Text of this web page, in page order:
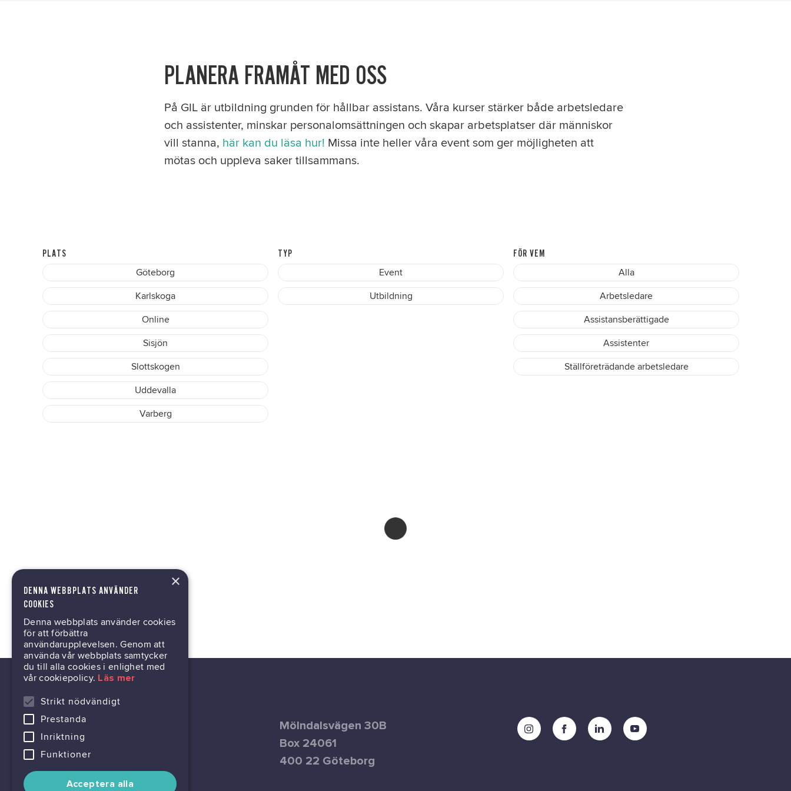
PLANERA FRAMÅT MED OSS
På GIL är utbildning grunden för hållbar assistans. Våra kurser stärker både arbetsledare
och assistenter, minskar personalomsättningen och skapar arbetsplatser där människor
vill stanna, här kan du läsa hur! Missa inte heller våra event som ger möjligheten att
mötas och uppleva saker tillsammans.
PLATS
Göteborg
Karlskoga
Online
Sisjön
Slottskogen
Uddevalla
Varberg
TYP
Event
Utbildning
FÖR VEM
Alla
Arbetsledare
Assistansberättigade
Assistenter
Ställföreträdande arbetsledare
Laddar
tech@hoy.se
031-63 64 80
Mölndalsvägen 30B
Box 24061
400 22 Göteborg
×
DENNA WEBBPLATS ANVÄNDER
COOKIES
Denna webbplats använder cookies
för att förbättra
användarupplevelsen. Genom att
använda vår webbplats samtycker
du till alla cookies i enlighet med
vår cookiepolicy. Läs mer
Strikt nödvändigt
Prestanda
Inriktning
Funktioner
Acceptera alla